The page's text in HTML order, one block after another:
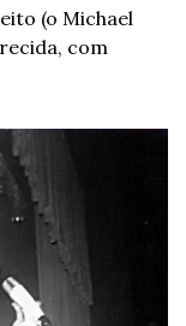
(o Michael
com